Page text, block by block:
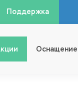
Поддержка